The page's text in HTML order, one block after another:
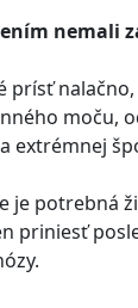
nemali
prísť
moču,
extrémnej
je potrebná
priniesť